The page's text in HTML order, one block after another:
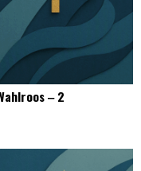
‒ 2